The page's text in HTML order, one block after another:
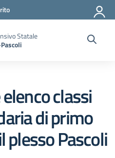
Statale
classi
di primo
plesso Pascoli